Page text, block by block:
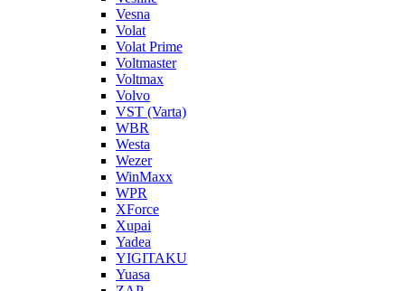
Vesna
Volat
Volat Prime
Voltmaster
Voltmax
Volvo
VST (Varta)
WBR
Westa
Wezer
WinMaxx
WPR
XForce
Xupai
Yadea
YIGITAKU
Yuasa